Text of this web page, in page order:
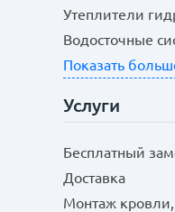
Утеплители
Водосточные
Показать
Услуги
Бесплатный
Доставка
Монтаж кровли,